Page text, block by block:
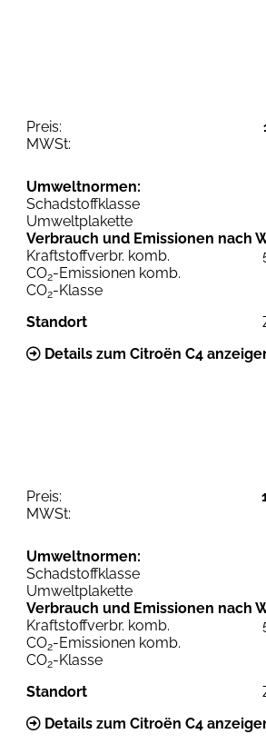
Preis:
MWSt:
Umweltnormen:
Schadstoffklasse
Umweltplakette
Verbrauch und Emissionen nach
Kraftstoffverbr. komb.
CO2-Emissionen komb.
CO2-Klasse
Standort
Details zum Citroën C4
Preis:
MWSt:
Umweltnormen:
Schadstoffklasse
Umweltplakette
Verbrauch und Emissionen nach
Kraftstoffverbr. komb.
CO2-Emissionen komb.
CO2-Klasse
Standort
Details zum Citroën C4